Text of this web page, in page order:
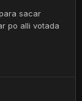
sacar
po alli votada